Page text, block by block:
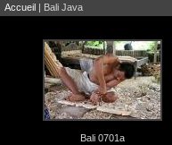
Accueil | Bali Java
Bali 0701a